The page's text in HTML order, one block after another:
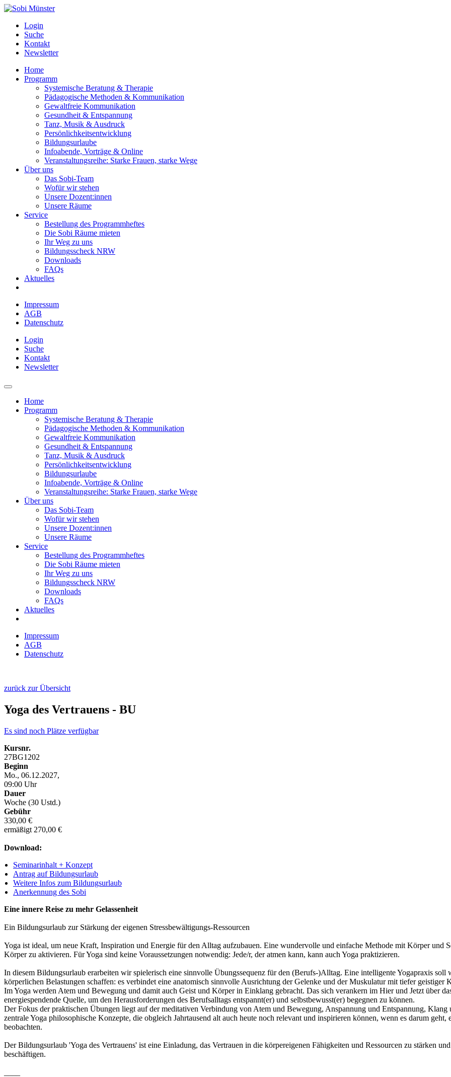
Login
Suche
Kontakt
Newsletter
Home
Programm
Systemische Beratung & Therapie
Pädagogische Methoden & Kommunikation
Gewaltfreie Kommunikation
Gesundheit & Entspannung
Tanz, Musik & Ausdruck
Persönlichkeitsentwicklung
Bildungsurlaube
Infoabende, Vorträge & Online
Veranstaltungsreihe: Starke Frauen, starke Wege
Über uns
Das Sobi-Team
Wofür wir stehen
Unsere Dozent:innen
Unsere Räume
Service
Bestellung des Programmheftes
Die Sobi Räume mieten
Ihr Weg zu uns
Bildungsscheck NRW
Downloads
FAQs
Aktuelles
Impressum
AGB
Datenschutz
Login
Suche
Kontakt
Newsletter
Home
Programm
Systemische Beratung & Therapie
Pädagogische Methoden & Kommunikation
Gewaltfreie Kommunikation
Gesundheit & Entspannung
Tanz, Musik & Ausdruck
Persönlichkeitsentwicklung
Bildungsurlaube
Infoabende, Vorträge & Online
Veranstaltungsreihe: Starke Frauen, starke Wege
Über uns
Das Sobi-Team
Wofür wir stehen
Unsere Dozent:innen
Unsere Räume
Service
Bestellung des Programmheftes
Die Sobi Räume mieten
Ihr Weg zu uns
Bildungsscheck NRW
Downloads
FAQs
Aktuelles
Impressum
AGB
Datenschutz
zurück zur Übersicht
Yoga des Vertrauens - BU
Es sind noch Plätze verfügbar
Kursnr.
27BG1202
Beginn
Mo., 06.12.2027,
09:00 Uhr
Dauer
Woche (30 Ustd.)
Gebühr
330,00 €
ermäßigt 270,00 €
Download:
Seminarinhalt + Konzept
Antrag auf Bildungsurlaub
Weitere Infos zum Bildungsurlaub
Anerkennung des Sobi
Eine innere Reise zu mehr Gelassenheit
Ein Bildungsurlaub zur Stärkung der eigenen Stressbewältigungs-Ressourcen
Yoga ist ideal, um neue Kraft, Inspiration und Energie für den Alltag aufzubauen. Eine wundervolle und einfache Methode mit Körper und
Körper zu aktivieren. Für Yoga sind keine Voraussetzungen notwendig: Jede/r, der atmen kann, kann auch Yoga praktizieren.
In diesem Bildungsurlaub erarbeiten wir spielerisch eine sinnvolle Übungssequenz für den (Berufs-)Alltag. Eine intelligente Yogapraxis soll
körperlichen Belastungen schaffen: es verbindet eine anatomisch sinnvolle Ausrichtung der Gelenke und der Muskulatur mit tiefer geistiger
Im Yoga werden Atem und Bewegung und damit auch Geist und Körper in Einklang gebracht. Das sich verankern im Hier und Jetzt über
energiespendende Quelle, um den Herausforderungen des Berufsalltags entspannt(er) und selbstbewusst(er) begegnen zu können.
Der Fokus der praktischen Übungen liegt auf der meditativen Verbindung von Atem und Bewegung, Anspannung und Entspannung,
zentrale Yoga philosophische Konzepte, die obgleich Jahrtausend alt auch heute noch relevant und inspirieren können, wenn es darum
beobachten.
Der Bildungsurlaub 'Yoga des Vertrauens' ist eine Einladung, das Vertrauen in die körpereigenen Fähigkeiten und Ressourcen zu stärken
beschäftigen.